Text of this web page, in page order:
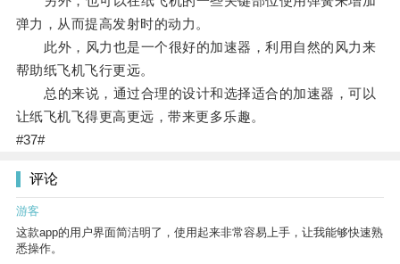
弹力，从而提高发射时的动力。
此外，风力也是一个很好的加速器，利用自然的风力来
帮助纸飞机飞行更远。
总的来说，通过合理的设计和选择适合的加速器，可以
让纸飞机飞得更高更远，带来更多乐趣。
#37#
评论
游客
这款app的用户界面简洁明了，使用起来非常容易上手，让我能够快速熟
悉操作。